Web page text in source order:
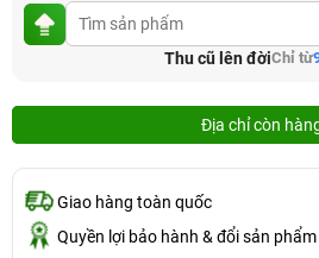
Thu cũ lên đờiChỉ từ
Địa chỉ còn
Giao hàng toàn quốc
Quyền lợi bảo hành & đổi sản phẩm